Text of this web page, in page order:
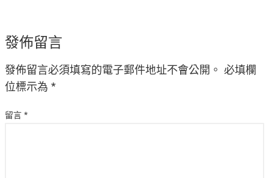
發佈留言
發佈留言必須填寫的電子郵件地址不會公開。 必填欄
位標示為 *
留言 *